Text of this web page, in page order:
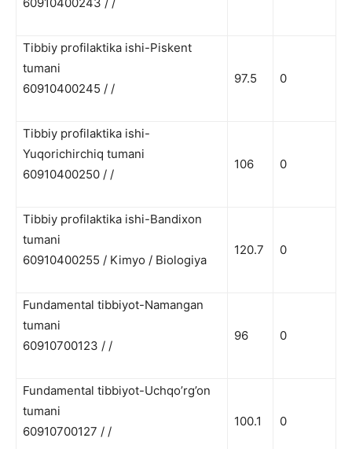
Tibbiy profilaktika ishi-Piskent
tumani
60910400245 / /
97.5 0
Tibbiy profilaktika ishi-
Yuqorichirchiq tumani
60910400250 / /
106 0
Tibbiy profilaktika ishi-Bandixon
tumani
60910400255 / Kimyo / Biologiya
120.7 0
Fundamental tibbiyot-Namangan
tumani
60910700123 / /
96 0
Fundamental tibbiyot-Uchqo’rg’on
tumani
60910700127 / /
100.1 0